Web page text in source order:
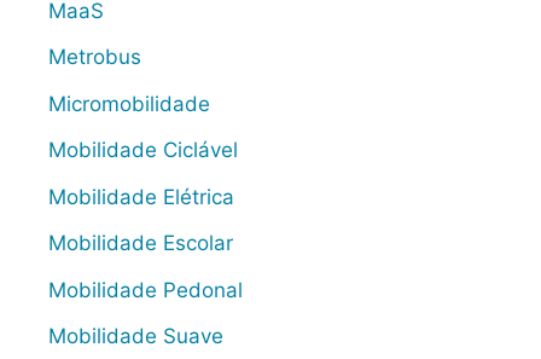
MaaS
Metrobus
Micromobilidade
Mobilidade Ciclável
Mobilidade Elétrica
Mobilidade Escolar
Mobilidade Pedonal
Mobilidade Suave